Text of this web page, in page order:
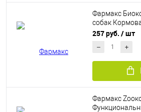
Фармакс
собак
257 руб. / шт
Фармакс